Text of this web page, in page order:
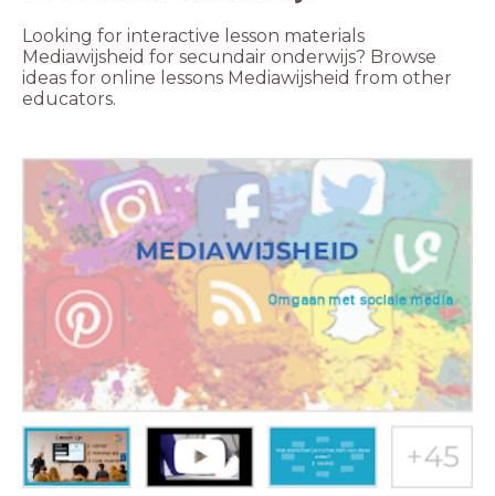
Looking for interactive lesson materials
Mediawijsheid for secundair onderwijs? Browse
ideas for online lessons Mediawijsheid from other
educators.